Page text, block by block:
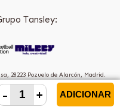
- + ADICIONAR
Tansley:
28223 Pozuelo de Alarcón, Madrid.